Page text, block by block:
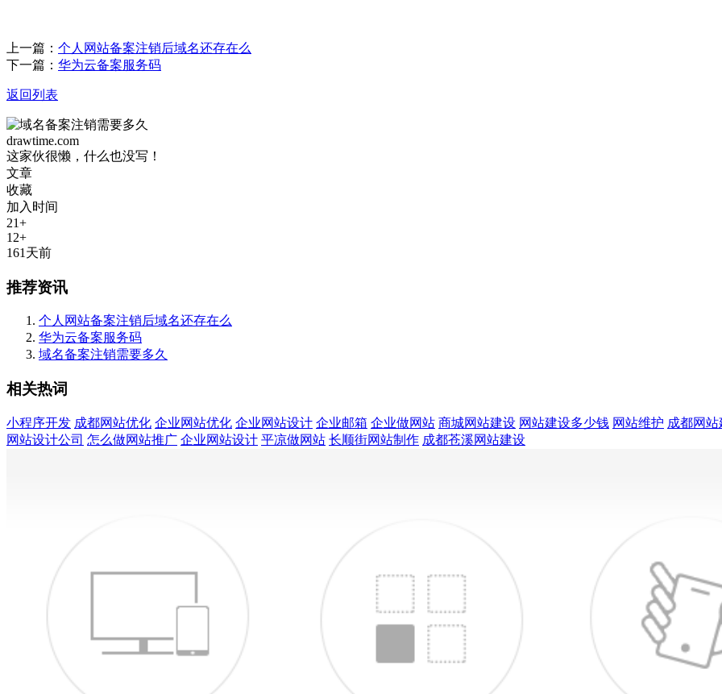
上一篇： 个人网站备案注销后域名还存在么
下一篇： 华为云备案服务码
返回列表
drawtime.com
这家伙很懒，什么也没写！
文章
收藏
加入时间
21+
12+
161天前
推荐资讯
个人网站备案注销后域名还存在么
华为云备案服务码
域名备案注销需要多久
相关热词
小程序开发 成都网站优化 企业网站优化 企业网站设计 企业邮箱 企业做网站 商城网站建设 网站建设多少钱 网站维护 成都网站
网站设计公司 怎么做网站推广 企业网站设计 平凉做网站 长顺街网站制作 成都苍溪网站建设